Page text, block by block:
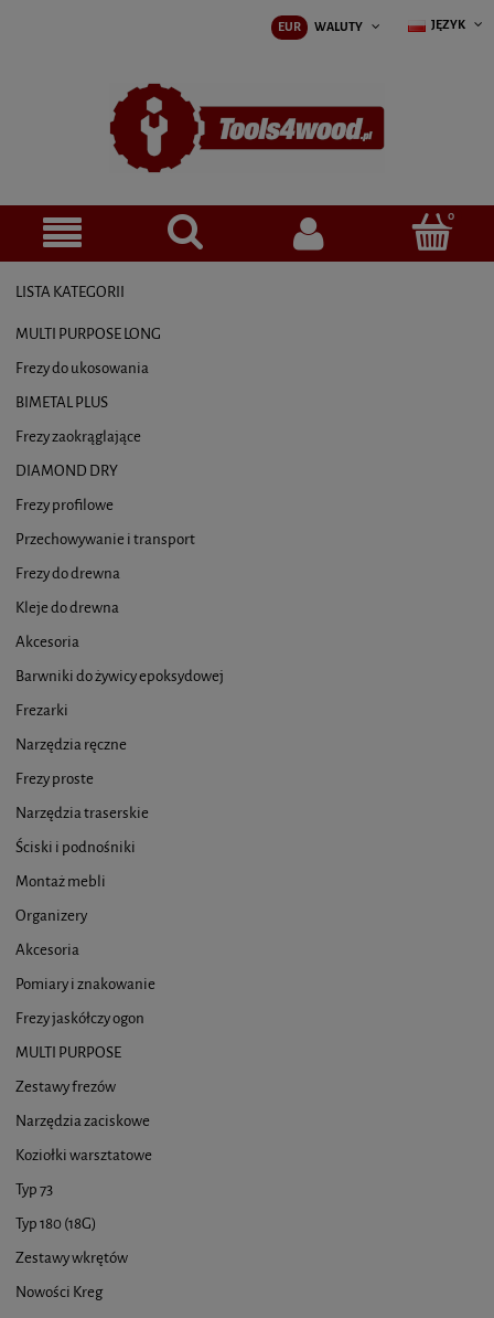
JĘZYK
EUR WALUTY
LISTA KATEGORII
MULTI PURPOSE LONG
Frezy do ukosowania
BIMETAL PLUS
Frezy zaokrąglające
DIAMOND DRY
Frezy profilowe
Przechowywanie i transport
Frezy do drewna
Kleje do drewna
Akcesoria
Barwniki do żywicy epoksydowej
Frezarki
Narzędzia ręczne
Frezy proste
Narzędzia traserskie
Ściski i podnośniki
Montaż mebli
Organizery
Akcesoria
Pomiary i znakowanie
Frezy jaskółczy ogon
MULTI PURPOSE
Zestawy frezów
Narzędzia zaciskowe
Koziołki warsztatowe
Typ 73
Typ 180 (18G)
Zestawy wkrętów
Nowości Kreg